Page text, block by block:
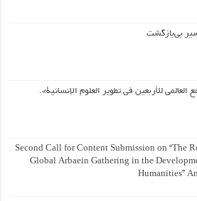
بی‌بازگشت
العالمي للأربعين في تطوير العلوم الإنسانية».
Second Call for Content Submission on “The
Global Arbaein Gathering in the
Humanities”